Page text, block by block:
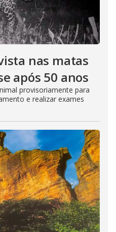
nas matas
após 50 anos
provisoriamente para
e realizar exames